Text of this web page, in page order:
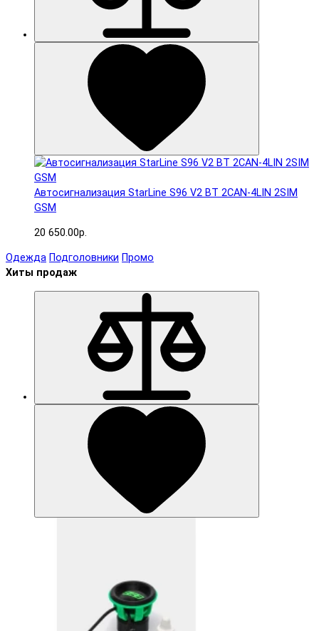
Автосигнализация StarLine S96 V2 BT 2CAN-4LIN 2SIM
GSM
20 650.00р.
Одежда Подголовники Промо
Хиты продаж